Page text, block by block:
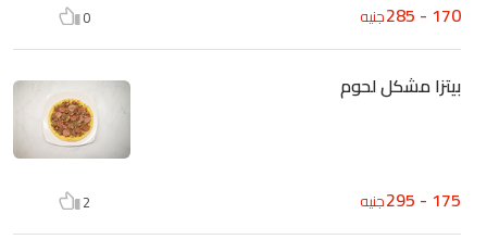
170 - 285 جنيه 0
بيتزا مشكل لحوم
175 - 295 جنيه 2